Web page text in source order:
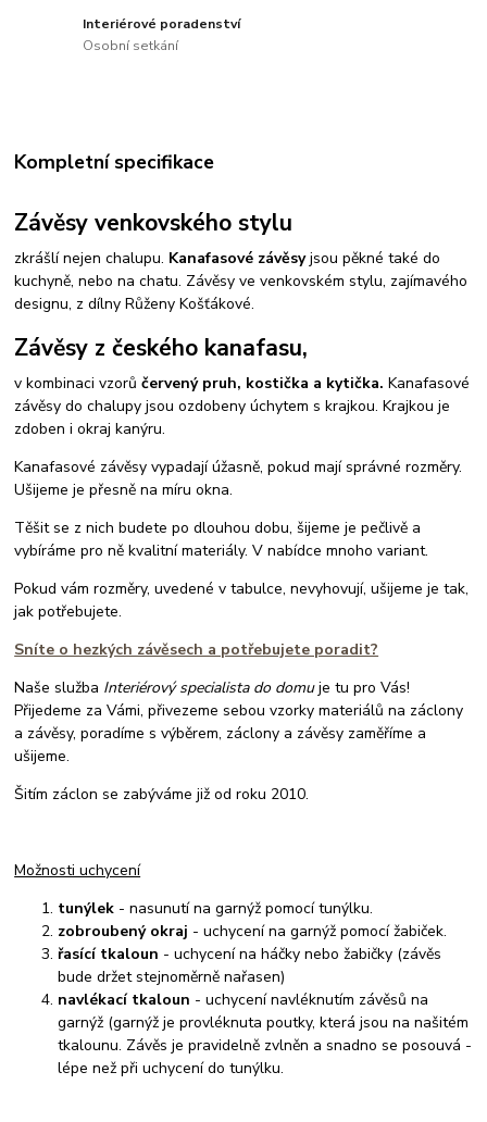
Interiérové poradenství
Osobní setkání
Kompletní specifikace
Závěsy venkovského stylu
zkrášlí nejen chalupu. Kanafasové závěsyjsou pěkné také do
kuchyně, nebo na chatu. Závěsy ve venkovském stylu, zajímavého
designu, z dílny Růženy Košťákové.
Závěsy z českého kanafasu,
v kombinaci vzorůčervený pruh, kostička a kytička.Kanafasové
závěsy do chalupy jsou ozdobeny úchytem s krajkou. Krajkou je
zdoben i okraj kanýru.
Kanafasové závěsy vypadají úžasně, pokud mají správné rozměry.
Ušijeme je přesně na míru okna.
Těšit se z nich budete po dlouhou dobu, šijeme je pečlivě a
vybíráme pro ně kvalitní materiály. V nabídce mnoho variant.
Pokud vám rozměry, uvedené v tabulce, nevyhovují, ušijeme je tak,
jak potřebujete.
Sníte o hezkých závěsech a potřebujete poradit?
Naše služba Interiérový specialista do domuje tu pro Vás!
Přijedeme za Vámi, přivezeme sebou vzorky materiálů na záclony
a závěsy, poradíme s výběrem, záclony a závěsy zaměříme a
ušijeme.
Šitím záclon se zabýváme již od roku 2010.
Možnosti uchycení
tunýlek - nasunutí na garnýž pomocí tunýlku.
zobroubený okraj - uchycení na garnýž pomocí žabiček.
řasící tkaloun - uchycení na háčky nebo žabičky (závěs
bude držet stejnoměrně nařasen)
navlékací tkaloun - uchycení navléknutím závěsů na
garnýž (garnýž je provléknuta poutky, která jsou na našitém
tkalounu. Závěs je pravidelně zvlněn a snadno se posouvá -
lépe než při uchycení do tunýlku.